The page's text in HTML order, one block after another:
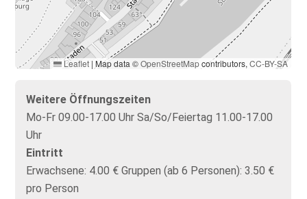
Leaflet | Map data ©OpenStreetMapcontributors,CC-BY-SA
Weitere Öffnungszeiten
Mo-Fr 09.00-17.00 Uhr Sa/So/Feiertag 11.00-17.00
Uhr
Eintritt
Erwachsene: 4.00 € Gruppen (ab 6 Personen): 3.50 €
pro Person